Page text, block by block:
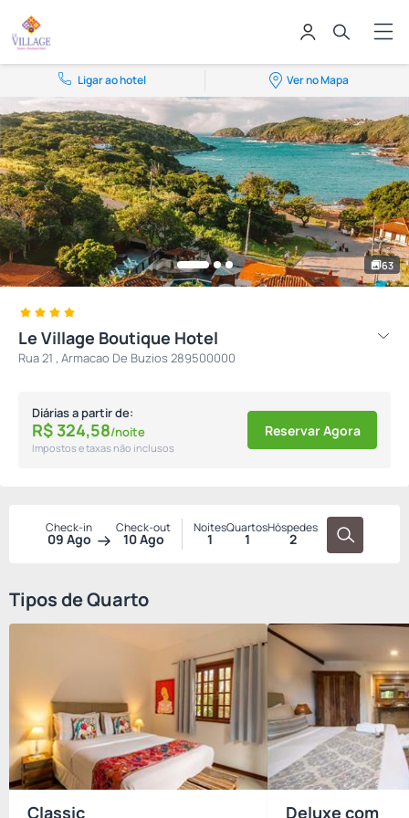
Ligar ao hotel Ver no Mapa
63
Le Village Boutique Hotel
Rua 21 , Armacao De Buzios 289500000
Diárias a partir de:
R$ 324,58/noite
Impostos e taxas não inclusos
Reservar Agora
Check-in
09 Ago
Check-out
10 Ago
Noites
1
Quartos
1
Hóspedes
2
Tipos de Quarto
Classic Deluxe com